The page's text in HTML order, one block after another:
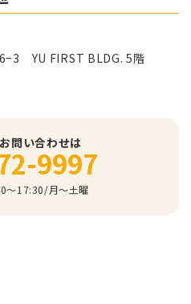
YU FIRST BLDG. 5階
問い合わせは
9997
～17:30/⽉〜⼟曜